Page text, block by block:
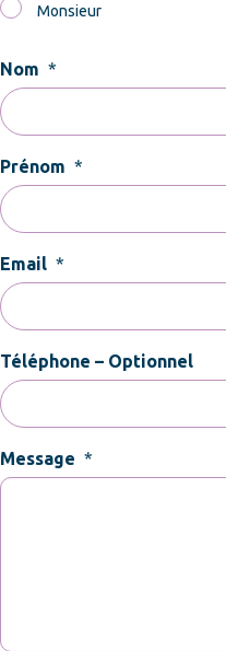
Monsieur
Nom *
Prénom *
Email *
Téléphone – Optionnel
Message *